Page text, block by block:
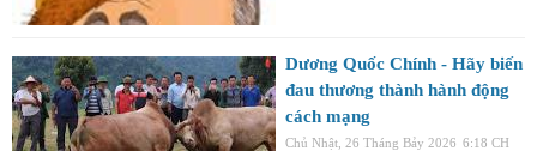
Dương Quốc Chính - Hãy biến
đau thương thành hành động
cách mạng
Chủ Nhật, 26 Tháng Bảy 2026 6:18 CH